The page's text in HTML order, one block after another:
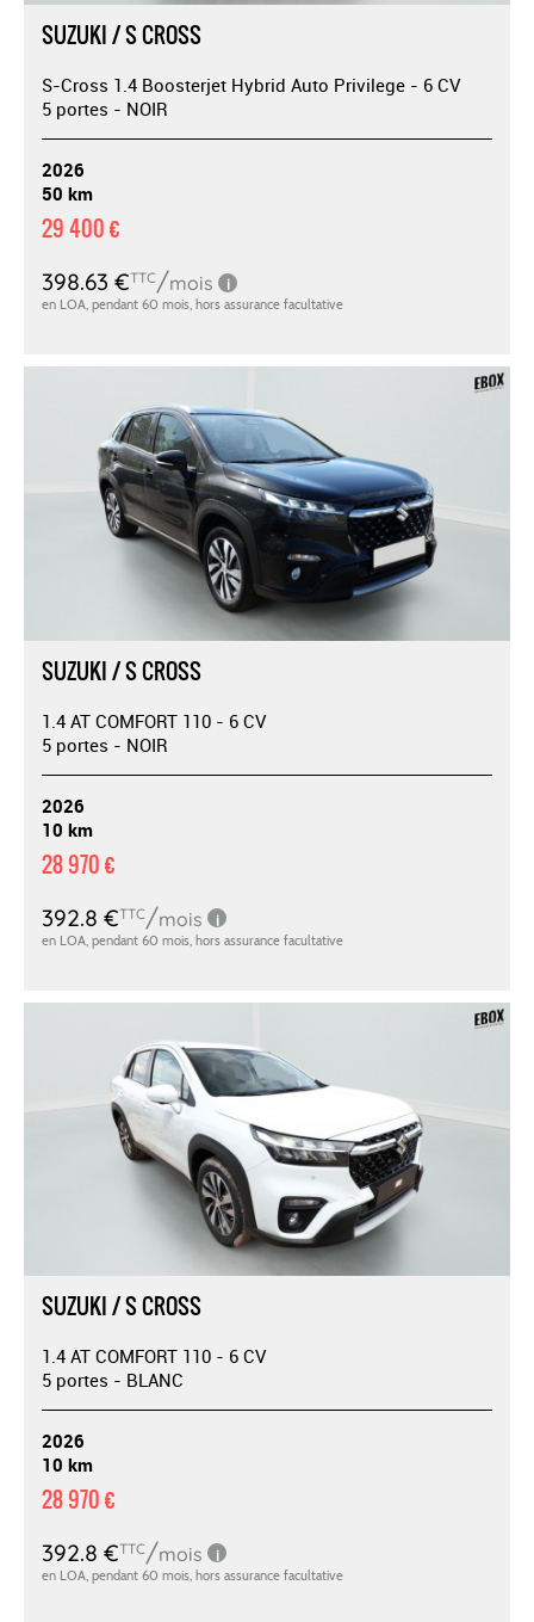
SUZUKI / S CROSS
S-Cross 1.4 Boosterjet Hybrid Auto Privilege - 6 CV
5 portes - NOIR
2026
50 km
29 400 €
SUZUKI / S CROSS
1.4 AT COMFORT 110 - 6 CV
5 portes - NOIR
2026
10 km
28 970 €
SUZUKI / S CROSS
1.4 AT COMFORT 110 - 6 CV
5 portes - BLANC
2026
10 km
28 970 €